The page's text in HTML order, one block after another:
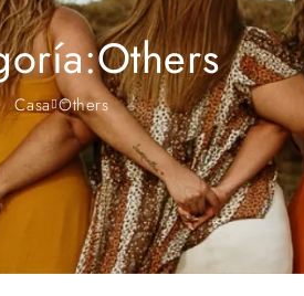
Casa Others